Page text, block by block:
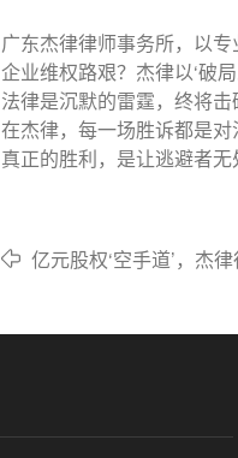
广东杰律律师事务所，以
企业维权路艰？杰律以‘破
法律是沉默的雷霆，终将击
在杰律，每一场胜诉都是对
真正的胜利，是让逃避者无
亿元股权‘空手道’，杰